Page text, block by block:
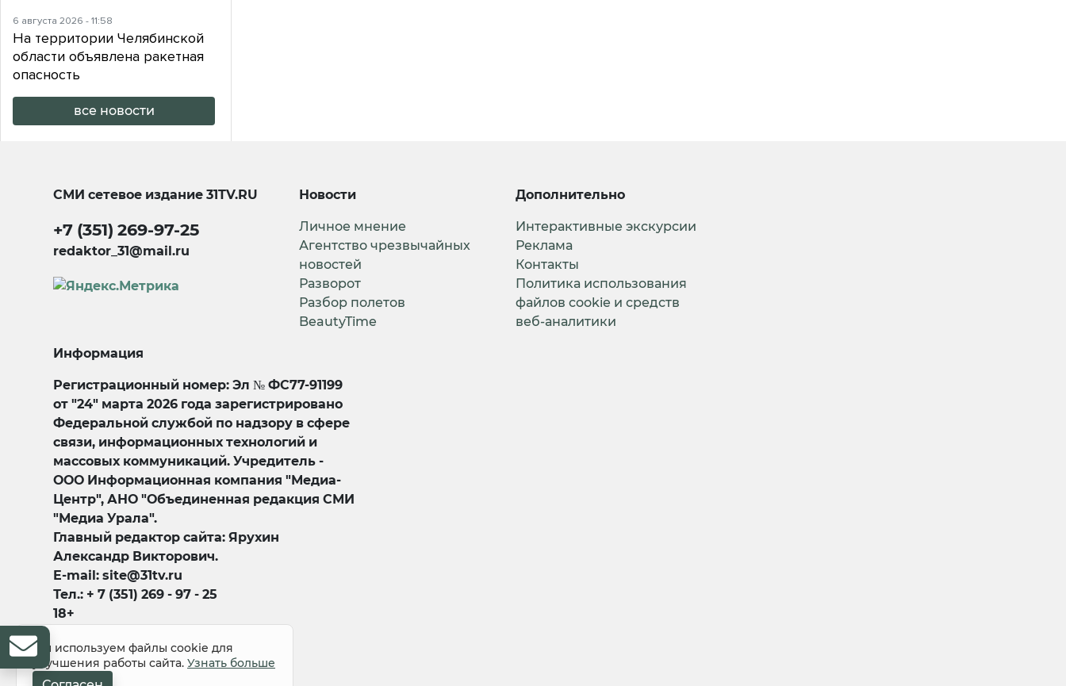
6 августа 2026 - 11:58
На территории Челябинской
области объявлена ракетная
опасность
все новости
СМИ сетевое издание31TV.RU
+7 (351) 269-97-25
redaktor_31@mail.ru
Новости
Личное мнение
Агентство чрезвычайных
новостей
Разворот
Разбор полетов
BeautyTime
Дополнительно
Интерактивные экскурсии
Реклама
Контакты
Политика использования
файлов cookie и средств
веб-аналитики
Информация
Регистрационный номер: Эл № ФС77-91199
от "24" марта 2026 года зарегистрировано
Федеральной службой по надзору в сфере
связи, информационных технологий и
массовых коммуникаций. Учредитель -
ООО Информационная компания "Медиа-
Центр", АНО "Объединенная редакция СМИ
"Медиа Урала".
Главный редактор сайта: Ярухин
Александр Викторович.
E-mail: site@31tv.ru
Тел.: + 7 (351) 269 - 97 - 25
18+
Мы используем файлы cookie для
улучшения работы сайта. Узнать больше